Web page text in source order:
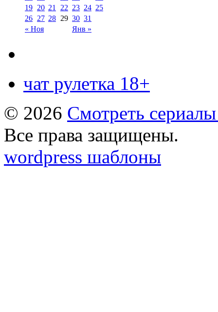
« Ноя Янв »
19 20 21 22 23 24 25
26 27 28 29 30 31
чат рулетка 18+
© 2026 Смотреть
Все права защищены.
wordpress шаблоны